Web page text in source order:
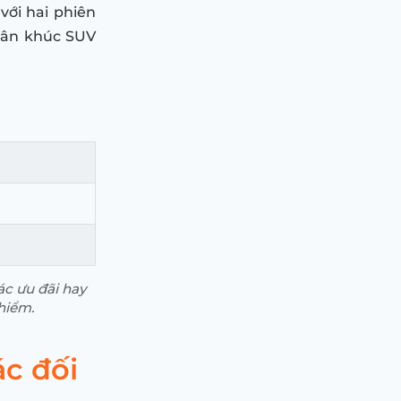
hai phiên
khúc SUV
ưu đãi hay
đối